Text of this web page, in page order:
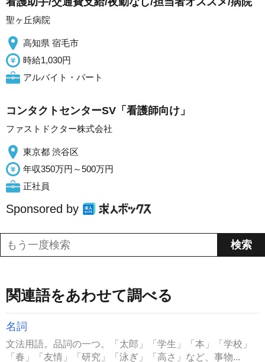
聖ヶ丘病院
高知県 宿毛市
時給1,030円
アルバイト・パート
コンタクトセンターSV「看護師向け」
ファストドクター株式会社
東京都 渋谷区
年収350万円～500万円
正社員
Sponsored by
関連語をあわせて調べる
名詞
文法用語。品詞の一つ。「太郎」「学生」「本」「学校」
「春」「友情」「研究」「泳ぎ」「高さ」など、事物...